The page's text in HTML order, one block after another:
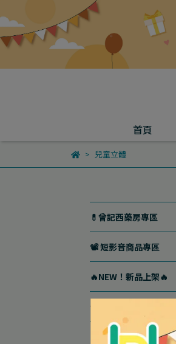
首頁
兒童立體
💊曾記西藥房專區
📽️ 短影音商品專區
🔥NEW！新品上架🔥
⭐人氣熱銷TOP 15⭐
🔥新春熱銷零食推薦🔥